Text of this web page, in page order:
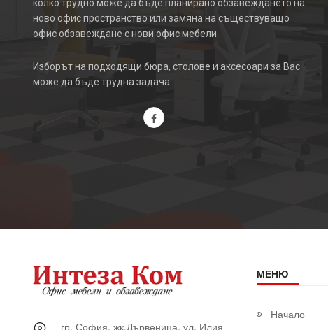
колко трудно може да бъде планирано обзавеждането на
ново офис пространство или замяна на съществуващо
офис обзавеждане с нови офис мебели.
Изборът на подходящи бюра, столове и аксесоари за Вас
може да бъде трудна задача.
гр. София, жк.Дървеница, ул. Илия
МЕНЮ
Начало